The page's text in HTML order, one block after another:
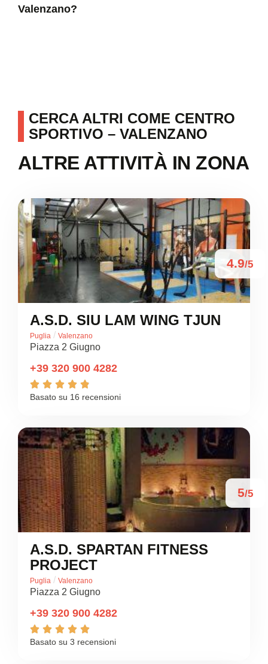
Valenzano?
CERCA ALTRI COME CENTRO
SPORTIVO – VALENZANO
ALTRE ATTIVITÀ IN ZONA
4.9/5
A.S.D. SIU LAM WING TJUN
Puglia / Valenzano
Piazza 2 Giugno
+39 320 900 4282
    
Basato su 16 recensioni
5/5
A.S.D. SPARTAN FITNESS
PROJECT
Puglia / Valenzano
Piazza 2 Giugno
+39 320 900 4282
    
Basato su 3 recensioni